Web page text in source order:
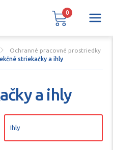
Ochranné pracovné prostriedky
striekačky a ihly
a ihly
Ihly
0